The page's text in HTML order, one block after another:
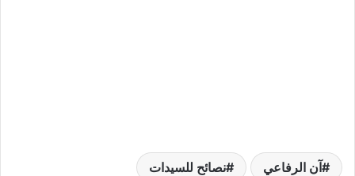
آن الرفاعي نصائح للسيدات